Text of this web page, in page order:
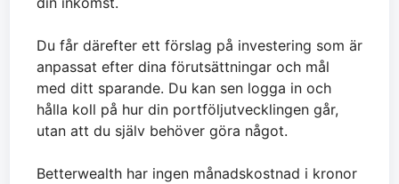
Du får därefter ett förslag på investering som är
anpassat efter dina förutsättningar och mål
med ditt sparande. Du kan sen logga in och
hålla koll på hur din portföljutvecklingen går,
utan att du själv behöver göra något.
Betterwealth har ingen månadskostnad i kronor